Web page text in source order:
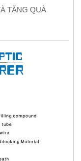
TẶNG QUÀ